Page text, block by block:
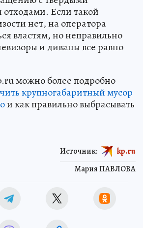
Если такой
нет, на оператора
властям, но неправильно
и диваны все равно
можно более подробно
крупногабаритный мусор
и как правильно выбрасывать
Мария ПАВЛОВА
Источник: kp.ru